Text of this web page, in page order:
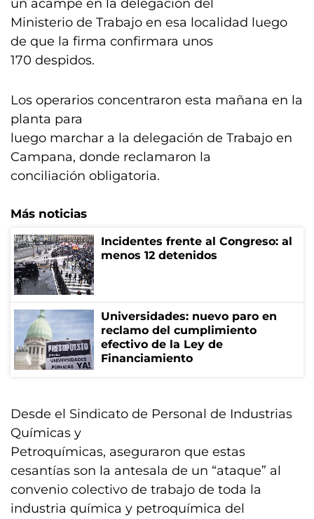
un acampe en la delegación del
Ministerio de Trabajo en esa localidad luego
de que la firma confirmara unos
170 despidos.
Los operarios concentraron esta mañana en la
planta para
luego marchar a la delegación de Trabajo en
Campana, donde reclamaron la
conciliación obligatoria.
Más noticias
Incidentes frente al Congreso: al
menos 12 detenidos
Universidades: nuevo paro en
reclamo del cumplimiento
efectivo de la Ley de
Financiamiento
Desde el Sindicato de Personal de Industrias
Químicas y
Petroquímicas, aseguraron que estas
cesantías son la antesala de un “ataque” al
convenio colectivo de trabajo de toda la
industria química y petroquímica del